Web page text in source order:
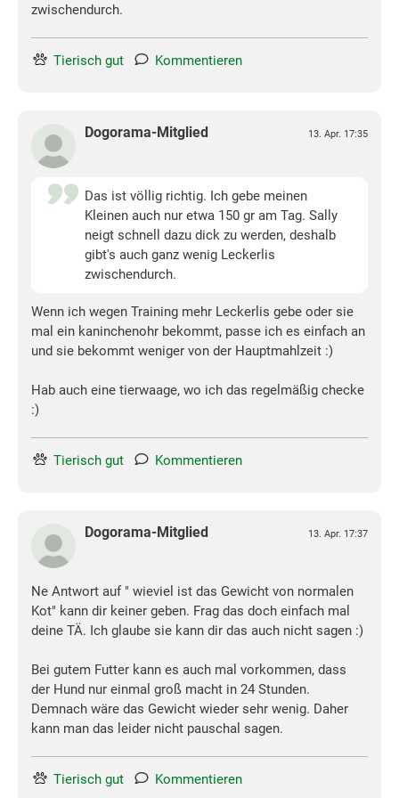
zwischendurch.
Tierisch gut Kommentieren
Dogorama-Mitglied 13. Apr. 17:35
Das ist völlig richtig. Ich gebe meinen
Kleinen auch nur etwa 150 gr am Tag. Sally
neigt schnell dazu dick zu werden, deshalb
gibt's auch ganz wenig Leckerlis
zwischendurch.
Wenn ich wegen Training mehr Leckerlis gebe oder sie
mal ein kaninchenohr bekommt, passe ich es einfach an
und sie bekommt weniger von der Hauptmahlzeit :)
Hab auch eine tierwaage, wo ich das regelmäßig checke
:)
Tierisch gut Kommentieren
Dogorama-Mitglied 13. Apr. 17:37
Ne Antwort auf " wieviel ist das Gewicht von normalen
Kot" kann dir keiner geben. Frag das doch einfach mal
deine TÄ. Ich glaube sie kann dir das auch nicht sagen :)
Bei gutem Futter kann es auch mal vorkommen, dass
der Hund nur einmal groß macht in 24 Stunden.
Demnach wäre das Gewicht wieder sehr wenig. Daher
kann man das leider nicht pauschal sagen.
Tierisch gut Kommentieren